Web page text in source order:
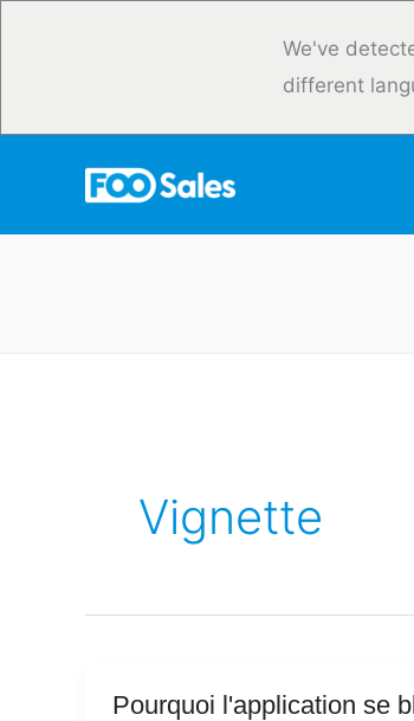
We've
different
Vignette
Pourquoi l'application se
Pourquoi